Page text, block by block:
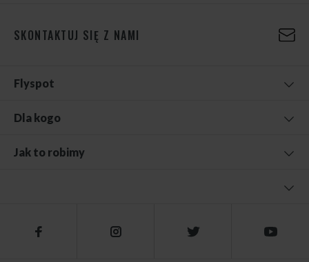
SKONTAKTUJ SIĘ Z NAMI
Flyspot
Dla kogo
Jak to robimy